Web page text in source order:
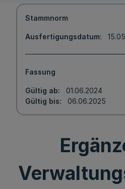
Stammnorm
Ausfertigungsdatum
Fassung
Gültig ab
01.06.2024
Gültig bis
06.06.2025